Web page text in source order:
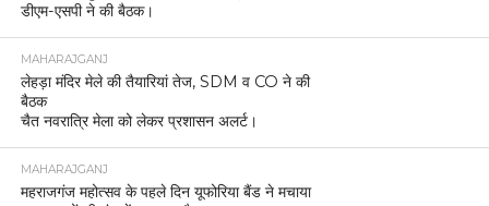
डीएम-एसपी ने की बैठक।
MAHARAJGANJ
लेहड़ा मंदिर मेले की तैयारियां तेज, SDM व CO ने की
बैठक
चैत नवरात्रि मेला को लेकर प्रशासन अलर्ट।
MAHARAJGANJ
महराजगंज महोत्सव के पहले दिन यूफोरिया बैंड ने मचाया